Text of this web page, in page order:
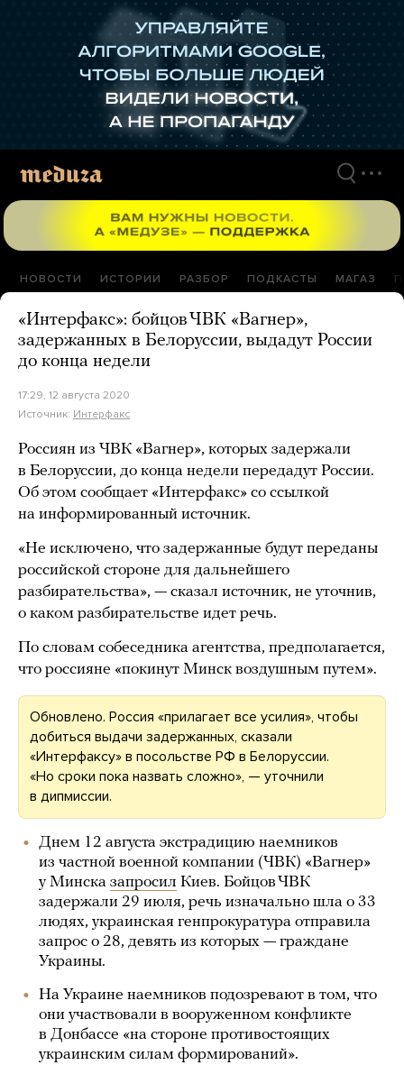
НОВОСТИ ИСТОРИИ РАЗБОР ПОДКАСТЫ МАГАЗ
«Интерфакс»: бойцов ЧВК «Вагнер»,
задержанных в Белоруссии, выдадут России
до конца недели
17:29, 12 августа 2020
Источник: Интерфакс
Россиян из ЧВК «Вагнер», которых задержали
в Белоруссии, до конца недели передадут России.
Об этом сообщает «Интерфакс» со ссылкой
на информированный источник.
«Не исключено, что задержанные будут переданы
российской стороне для дальнейшего
разбирательства», — сказал источник, не уточнив,
о каком разбирательстве идет речь.
По словам собеседника агентства, предполагается,
что россияне «покинут Минск воздушным путем».
Обновлено. Россия «прилагает все усилия», чтобы
добиться выдачи задержанных, сказали
«Интерфаксу» в посольстве РФ в Белоруссии.
«Но сроки пока назвать сложно», — уточнили
в дипмиссии.
Днем 12 августа экстрадицию наемников
из частной военной компании (ЧВК) «Вагнер»
у Минска запросил Киев. Бойцов ЧВК
задержали 29 июля, речь изначально шла о 33
людях, украинская генпрокуратура отправила
запрос о 28, девять из которых — граждане
Украины.
На Украине наемников подозревают в том, что
они участвовали в вооруженном конфликте
в Донбассе «на стороне противостоящих
украинским силам формирований».